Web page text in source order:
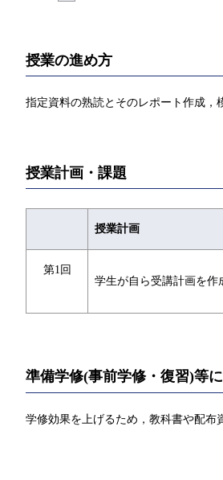
授業の進め方
指定資料の熟読とそのレポート作成，
授業計画・課題
授業計画
第1回
学生が自ら受講計画を作
準備学修(事前学修・復習)等
学修効果を上げるため，教科書や配布